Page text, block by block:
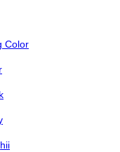
Color